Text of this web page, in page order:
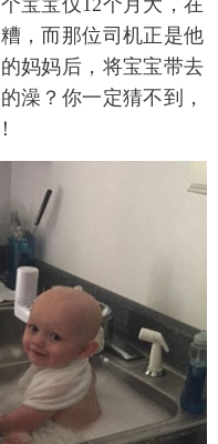
宝宝仅12个月大，在
，而那位司机正是他
妈妈后，将宝宝带去
澡？你一定猜不到，